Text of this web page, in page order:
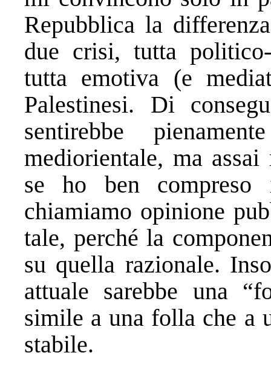
Repubblica la
due crisi, tutta
tutta emotiva (e
Palestinesi. Di
sentirebbe
mediorientale, ma
se ho ben compreso
chiamiamo opinione
tale, perché la
su quella razionale.
attuale sarebbe una
simile a una folla che a
stabile.